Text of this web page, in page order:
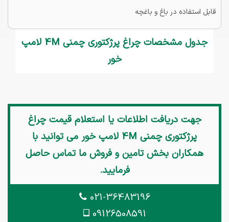
قابل استفاده در باغ و باغچه
جدول مشخصات چراغ پرژکتوری چمنی 4M لامپ
خور
جهت دریافت اطلاعات یا استعلام قیمتچراغ
پرژکتوری چمنی 4M لامپ خور
می توانید با
همکاران بخش تامین و فروش ما تماس حاصل
فرمایید.
021-36483196
09126508591